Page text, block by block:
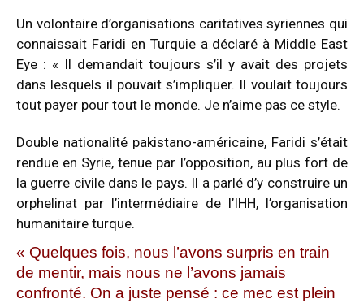
Un volontaire d’organisations caritatives syriennes qui
connaissait Faridi en Turquie a déclaré à Middle East
Eye : « Il demandait toujours s’il y avait des projets
dans lesquels il pouvait s’impliquer. Il voulait toujours
tout payer pour tout le monde. Je n’aime pas ce style.
Double nationalité pakistano-américaine, Faridi s’était
rendue en Syrie, tenue par l’opposition, au plus fort de
la guerre civile dans le pays. Il a parlé d’y construire un
orphelinat par l’intermédiaire de l’IHH, l’organisation
humanitaire turque.
« Quelques fois, nous l’avons surpris en train
de mentir, mais nous ne l’avons jamais
confronté. On a juste pensé : ce mec est plein